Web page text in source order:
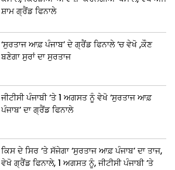
ਸ਼ਾਮ ਗ੍ਰੈਂਡ ਫਿਨਾਲੇ
‘ਸੁਰਤਾਜ ਆਫ਼ ਪੰਜਾਬ’ ਦੇ ਗ੍ਰੈਂਡ ਫਿਨਾਲੇ ‘ਚ ਵੇਖੋ ,ਕੌਣ
ਬਣੇਗਾ ਸੁਰਾਂ ਦਾ ਸੁਰਤਾਜ
ਜੀਟੀਸੀ ਪੰਜਾਬੀ ‘ਤੇ 1 ਅਗਸਤ ਨੂੰ ਵੇਖੋ ‘ਸੁਰਤਾਜ ਆਫ਼
ਪੰਜਾਬ’ ਦਾ ਗ੍ਰੈਂਡ ਫਿਨਾਲੇ
ਕਿਸ ਦੇ ਸਿਰ ‘ਤੇ ਸੱਜੇਗਾ ‘ਸੁਰਤਾਜ ਆਫ਼ ਪੰਜਾਬ’ ਦਾ ਤਾਜ,
ਵੇਖੋ ਗ੍ਰੈਂਡ ਫਿਨਾਲੇ, 1 ਅਗਸਤ ਨੂੰ, ਜੀਟੀਸੀ ਪੰਜਾਬੀ ‘ਤੇ